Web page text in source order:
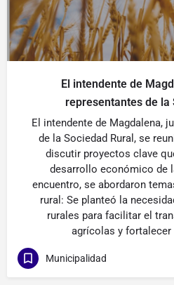
El intendente de
representantes de la
El intendente de Magdalena,
de la Sociedad Rural, se
discutir proyectos clave
desarrollo económico de
encuentro, se abordaron
rural: Se planteó la
rurales para facilitar el
agrícolas y fortalecer
Municipalidad